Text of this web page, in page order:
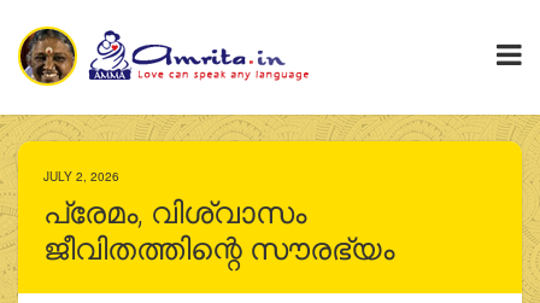
JULY 2, 2026
പ്രേമം, വിശ്വാസം
ജീവിതത്തിന്റെ സൗരഭ്യം